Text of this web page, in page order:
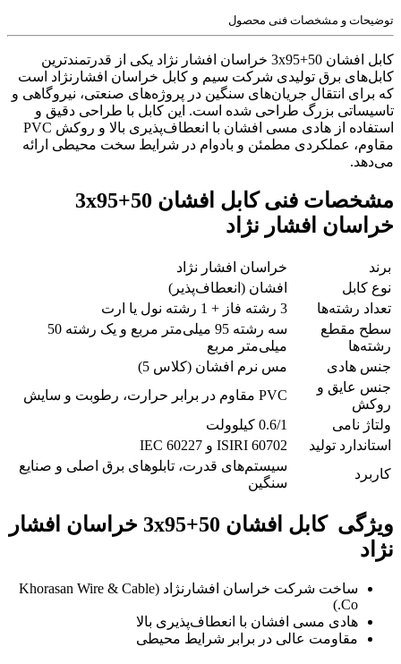
توضیحات و مشخصات فنی محصول
کابل افشان 50+3x95 خراسان افشار نژاد یکی از قدرتمندترین
کابل‌های برق تولیدی شرکت سیم و کابل خراسان افشارنژاد است
که برای انتقال جریان‌های سنگین در پروژه‌های صنعتی، نیروگاهی و
تاسیساتی بزرگ طراحی شده است. این کابل با طراحی دقیق و
استفاده از هادی مسی افشان با انعطاف‌پذیری بالا و روکش PVC
مقاوم، عملکردی مطمئن و بادوام در شرایط سخت محیطی ارائه
می‌دهد.
مشخصات فنی کابل افشان 50+3x95
خراسان افشار نژاد
برند
خراسان افشار نژاد
نوع کابل
افشان (انعطاف‌پذیر)
تعداد رشته‌ها
3 رشته فاز + 1 رشته نول یا ارت
سطح مقطع
رشته‌ها
سه رشته 95 میلی‌متر مربع و یک رشته 50
میلی‌متر مربع
جنس هادی
مس نرم افشان (کلاس 5)
جنس عایق و
روکش
PVC مقاوم در برابر حرارت، رطوبت و سایش
ولتاژ نامی
0.6/1 کیلوولت
استاندارد تولید
ISIRI 60702 و IEC 60227
کاربرد
سیستم‌های قدرت، تابلوهای برق اصلی و صنایع
سنگین
ویژگی کابل افشان 50+3x95 خراسان افشار
نژاد
ساخت شرکت خراسان افشارنژاد (Khorasan Wire & Cable
Co.)
هادی مسی افشان با انعطاف‌پذیری بالا
مقاومت عالی در برابر شرایط محیطی